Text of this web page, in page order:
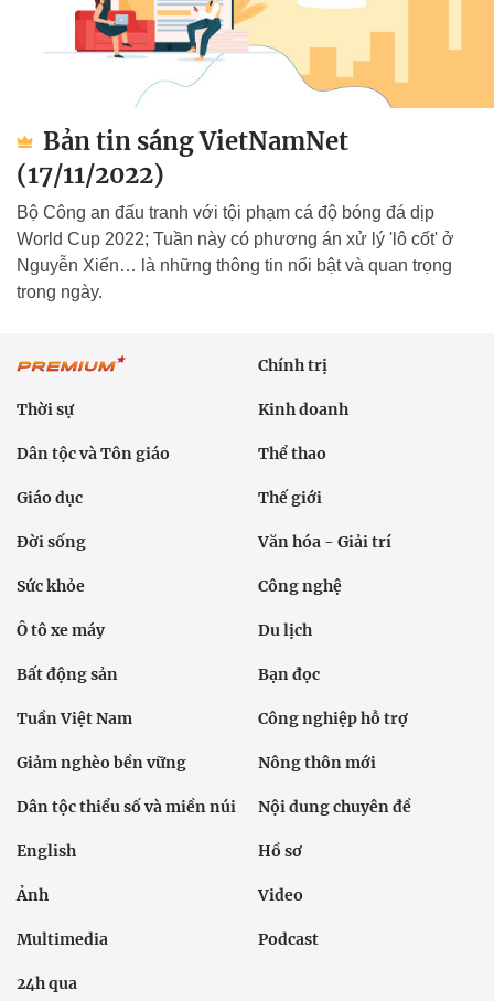
Bản tin sáng VietNamNet
(17/11/2022)
Bộ Công an đấu tranh với tội phạm cá độ bóng đá dịp
World Cup 2022; Tuần này có phương án xử lý 'lô cốt' ở
Nguyễn Xiển… là những thông tin nổi bật và quan trọng
trong ngày.
Chính trị
Thời sự Kinh doanh
Dân tộc và Tôn giáo Thể thao
Giáo dục Thế giới
Đời sống Văn hóa - Giải trí
Sức khỏe Công nghệ
Ô tô xe máy Du lịch
Bất động sản Bạn đọc
Tuần Việt Nam Công nghiệp hỗ trợ
Giảm nghèo bền vững Nông thôn mới
Dân tộc thiểu số và miền núi Nội dung chuyên đề
English Hồ sơ
Ảnh Video
Multimedia Podcast
24h qua